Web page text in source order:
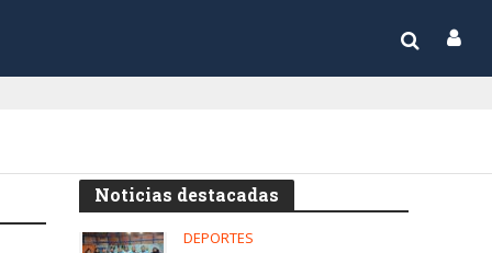
Noticias destacadas
DEPORTES